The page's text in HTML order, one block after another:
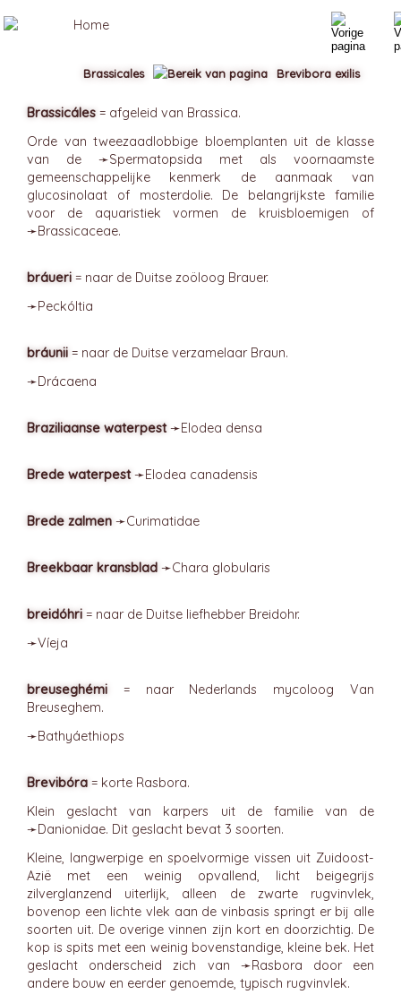
Brassicáles = afgeleid van Brassica.
Orde van tweezaadlobbige bloemplanten uit de klasse
van de ➛Spermatopsida met als voornaamste
gemeenschappelijke kenmerk de aanmaak van
glucosinolaat of mosterdolie. De belangrijkste familie
voor de aquaristiek vormen de kruisbloemigen of
➛Brassicaceae.
bráueri = naar de Duitse zoöloog Brauer.
➛Peckóltia
bráunii = naar de Duitse verzamelaar Braun.
➛Drácaena
Braziliaanse waterpest➛Elodea densa
Brede waterpest➛Elodea canadensis
Brede zalmen ➛Curimatidae
Breekbaar kransblad ➛Chara globularis
breidóhri = naar de Duitse liefhebber Breidohr.
➛Víeja
breuseghémi = naar Nederlands mycoloog Van
Breuseghem.
➛Bathyáethiops
Brevibóra = korte Rasbora.
Klein geslacht van karpers uit de familie van de
➛Danionidae. Dit geslacht bevat 3 soorten.
Kleine, langwerpige en spoelvormige vissen uit Zuidoost-
Azië met een weinig opvallend, licht beigegrijs
zilverglanzend uiterlijk, alleen de zwarte rugvinvlek,
bovenop een lichte vlek aan de vinbasis springt er bij alle
soorten uit. De overige vinnen zijn kort en doorzichtig. De
kop is spits met een weinig bovenstandige, kleine bek. Het
geslacht onderscheid zich van ➛Rasbora door een
andere bouw en eerder genoemde, typisch rugvinvlek.
Brassicales Brevibora exilis